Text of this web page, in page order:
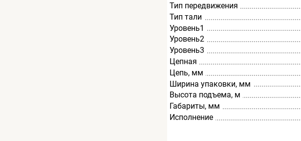
Тип передвижения
Тип тали
Уровень1
Уровень2
Уровень3
Цепная
Цепь, мм
Ширина упаковки, мм
Высота подъема, м
Габариты, мм
Исполнение